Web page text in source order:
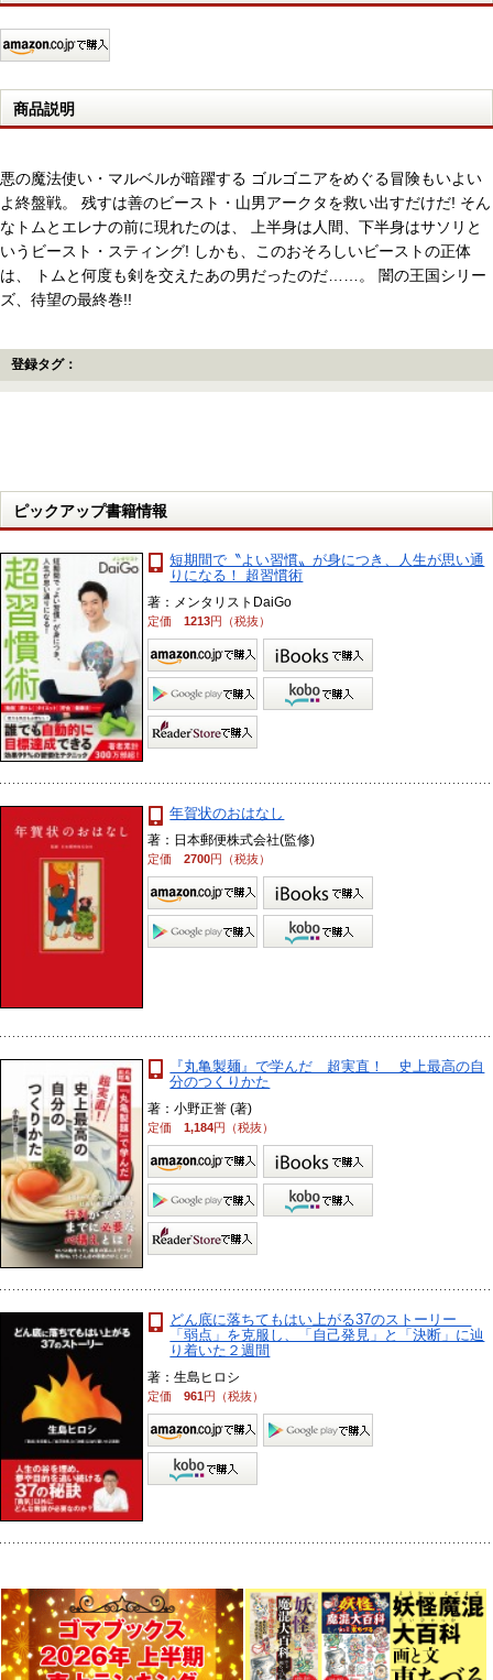
商品説明
悪の魔法使い・マルベルが暗躍する ゴルゴニアをめぐる冒険もいよい
よ終盤戦。 残すは善のビースト・山男アークタを救い出すだけだ! そん
なトムとエレナの前に現れたのは、 上半身は人間、下半身はサソリと
いうビースト・スティング! しかも、このおそろしいビーストの正体
は、 トムと何度も剣を交えたあの男だったのだ……。 闇の王国シリー
ズ、待望の最終巻!!
登録タグ：
ピックアップ書籍情報
短期間で〝よい習慣〟が身につき、人生が思い通
りになる！ 超習慣術
著：メンタリストDaiGo
定価1213円（税抜）
年賀状のおはなし
著：日本郵便株式会社(監修)
定価2700円（税抜）
『丸亀製麺』で学んだ 超実直！ 史上最高の自
分のつくりかた
著：小野正誉 (著)
定価1,184円（税抜）
どん底に落ちてもはい上がる37のストーリー
「弱点」を克服し、「自己発見」と「決断」に辿
り着いた２週間
著：生島ヒロシ
定価961円（税抜）